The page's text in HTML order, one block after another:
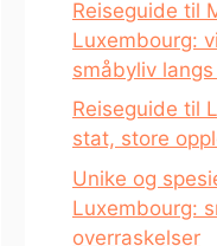
Reiseguide til
Luxembourg:
småbyliv
Reiseguide til
stat, store
Unike og
Luxembourg:
overraskelser